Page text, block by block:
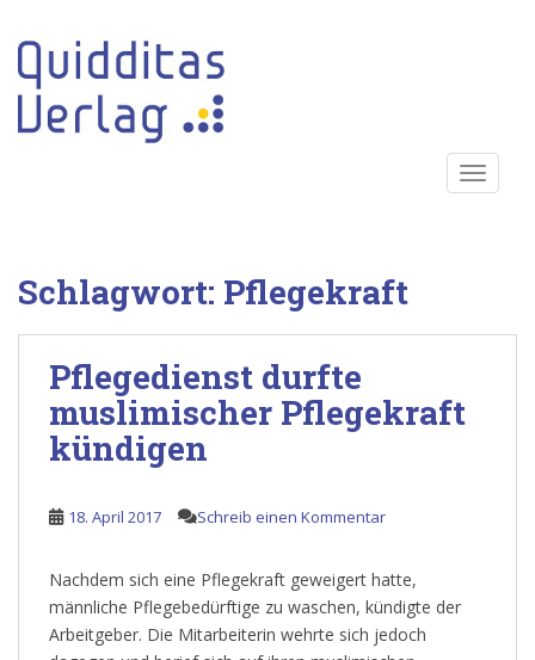
Schlagwort: Pflegekraft
Pflegedienst durfte
muslimischer Pflegekraft
kündigen
18. April 2017 Schreib einen Kommentar
Nachdem sich eine Pflegekraft geweigert hatte,
männliche Pflegebedürftige zu waschen, kündigte der
Arbeitgeber. Die Mitarbeiterin wehrte sich jedoch